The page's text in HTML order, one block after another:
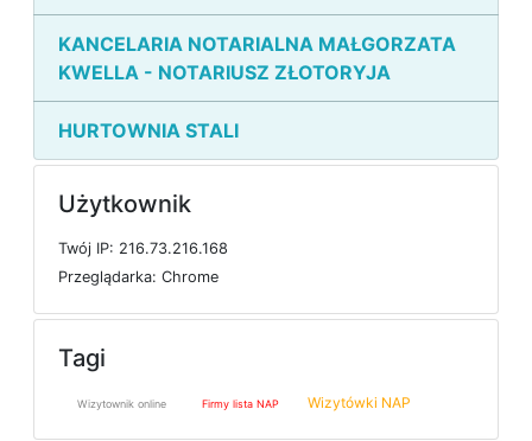
KANCELARIA NOTARIALNA MAŁGORZATA
KWELLA - NOTARIUSZ ZŁOTORYJA
HURTOWNIA STALI
Użytkownik
Twój IP: 216.73.216.168
Przeglądarka: Chrome
Tagi
Wizytownik online Firmy lista NAP Wizytówki NAP